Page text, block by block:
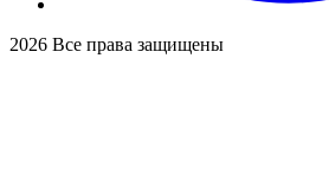
2026 Все права защищены